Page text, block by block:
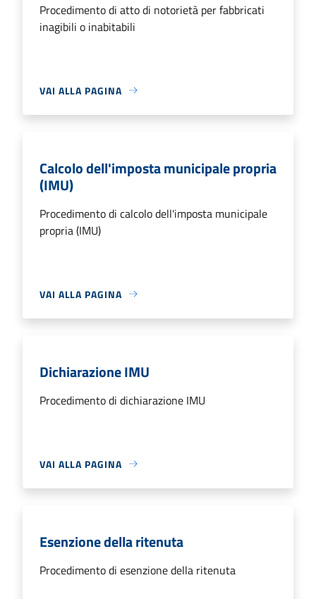
Procedimento di atto di notorietà per fabbricati
inagibili o inabitabili
VAI ALLA PAGINA
Calcolo dell'imposta municipale propria
(IMU)
Procedimento di calcolo dell'imposta municipale
propria (IMU)
VAI ALLA PAGINA
Dichiarazione IMU
Procedimento di dichiarazione IMU
VAI ALLA PAGINA
Esenzione della ritenuta
Procedimento di esenzione della ritenuta